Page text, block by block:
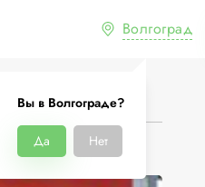
Волгоград
Вы в Волгограде?
Да Нет